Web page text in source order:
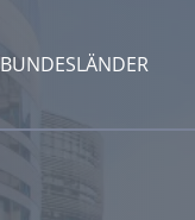
BUNDESLÄNDER